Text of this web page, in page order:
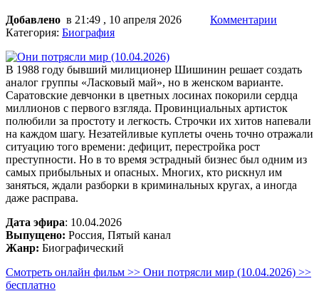
Добавлено в 21:49 , 10 апреля 2026
Комментарии
Категория: Биография
В 1988 году бывший милиционер Шишинин решает создать
аналог группы «Ласковый май», но в женском варианте.
Саратовские девчонки в цветных лосинах покорили сердца
миллионов с первого взгляда. Провинциальных артисток
полюбили за простоту и легкость. Строчки их хитов напевали
на каждом шагу. Незатейливые куплеты очень точно отражали
ситуацию того времени: дефицит, перестройка рост
преступности. Но в то время эстрадный бизнес был одним из
самых прибыльных и опасных. Многих, кто рискнул им
заняться, ждали разборки в криминальных кругах, а иногда
даже расправа.
Дата эфира: 10.04.2026
Выпущено: Россия, Пятый канал
Жанр: Биографический
Смотреть онлайн фильм >> Они потрясли мир (10.04.2026) >>
бесплатно